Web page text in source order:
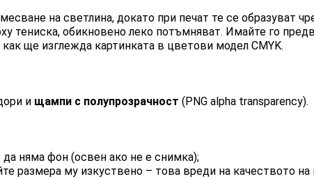
на светлина, докато при печат те се образуват
тениска, обикновено леко потъмняват. Имайте го
ще изглежда картинката в цветови модел CMYK.
и щампи с полупрозрачност (PNG alpha transparency).
да няма фон (освен ако не е снимка);
размера му изкуствено – това вреди на качеството